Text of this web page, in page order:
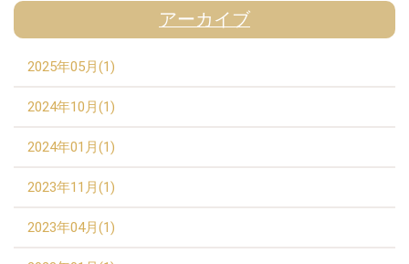
アーカイブ
2025年05月(1)
2024年10月(1)
2024年01月(1)
2023年11月(1)
2023年04月(1)